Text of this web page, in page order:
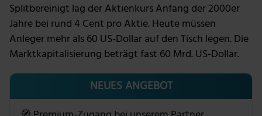
Splitbereinigt lag der Aktienkurs Anfang der 2000er
Jahre bei rund 4 Cent pro Aktie. Heute müssen
Anleger mehr als 60 US-Dollar auf den Tisch legen. Die
Marktkapitalisierung beträgt fast 60 Mrd. US-Dollar.
NEUES ANGEBOT